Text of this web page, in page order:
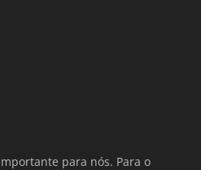
para nós. Para o